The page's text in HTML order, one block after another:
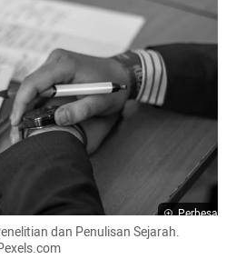
Perbesar
dan Penulisan Sejarah.